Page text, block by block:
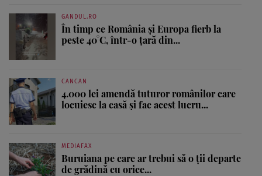
GANDUL.RO
În timp ce România și Europa fierb la
peste 40°C, într-o țară din...
CANCAN
4.000 lei amendă tuturor românilor care
locuiesc la casă și fac acest lucru...
MEDIAFAX
Buruiana pe care ar trebui să o ții departe
de grădină cu orice...